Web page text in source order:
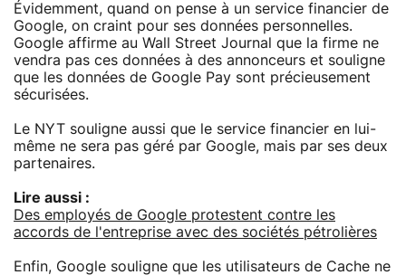
Évidemment, quand on pense à un service financier de
Google, on craint pour ses données personnelles.
Google affirme au Wall Street Journal que la firme ne
vendra pas ces données à des annonceurs et souligne
que les données de Google Pay sont précieusement
sécurisées.
Le NYT souligne aussi que le service financier en lui-
même ne sera pas géré par Google, mais par ses deux
partenaires.
Lire aussi :
Des employés de Google protestent contre les
accords de l'entreprise avec des sociétés pétrolières
Enfin, Google souligne que les utilisateurs de Cache ne